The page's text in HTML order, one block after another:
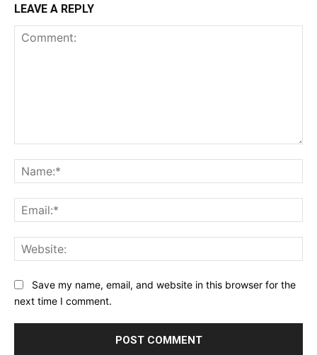
LEAVE A REPLY
Save my name, email, and website in this browser for the
next time I comment.